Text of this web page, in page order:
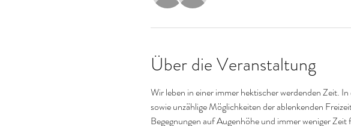
Über die Veranstaltung
Wir leben in einer immer hektischer werdenden Zeit.
sowie unzählige Möglichkeiten der ablenkenden
Begegnungen auf Augenhöhe und immer weniger